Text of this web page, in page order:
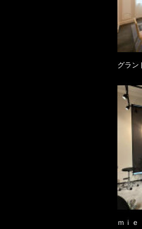
グラン
ｍｉｅ